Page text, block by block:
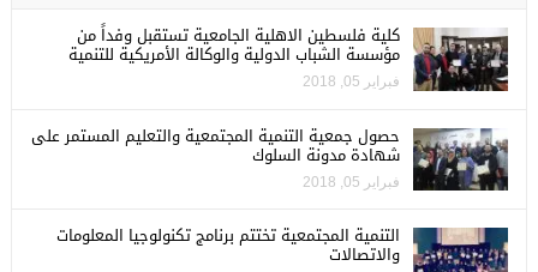
كلية فلسطين الاهلية الجامعية تستقبل وفداً من
مؤسسة الشباب الدولية والوكالة الأمريكية للتنمية
فبراير 05, 2018
حصول جمعية التنمية المجتمعية والتعليم المستمر على
شهادة مدونة السلوك
فبراير 05, 2018
التنمية المجتمعية تختتم برنامج تكنولوجيا المعلومات
والاتصالات